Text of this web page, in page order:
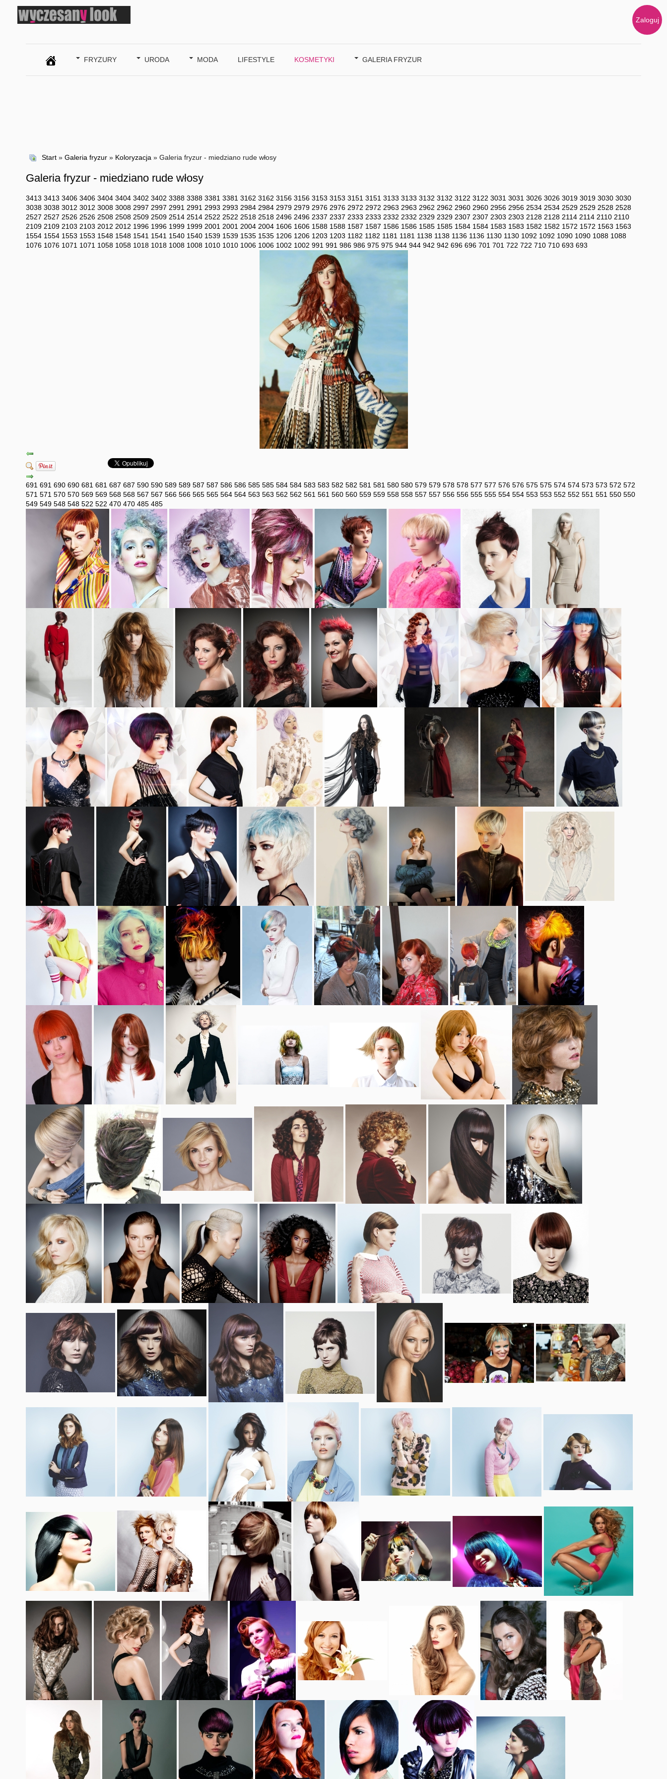
SZUKAJ
FRYZURY URODA MODA LIFESTYLE KOSMETYKI GALERIA FRYZUR
Start » Galeria fryzur » Koloryzacja » Galeria fryzur - miedziano rude włosy
Galeria fryzur - miedziano rude włosy
3413 3413 3406 3406 3404 3404 3402 3402 3388 3388 3381 3381 3162 3162 3156 3156 3153 3153 3151 3151 3133 3133 3132 3132 3122 3122 3031 3031 3026 3026 3019 3019 3030 3030
3038 3038 3012 3012 3008 3008 2997 2997 2991 2991 2993 2993 2984 2984 2979 2979 2976 2976 2972 2972 2963 2963 2962 2962 2960 2960 2956 2956 2534 2534 2529 2529 2528 2528
2527 2527 2526 2526 2508 2508 2509 2509 2514 2514 2522 2522 2518 2518 2496 2496 2337 2337 2333 2333 2332 2332 2329 2329 2307 2307 2303 2303 2128 2128 2114 2114 2110 2110
2109 2109 2103 2103 2012 2012 1996 1996 1999 1999 2001 2001 2004 2004 1606 1606 1588 1588 1587 1587 1586 1586 1585 1585 1584 1584 1583 1583 1582 1582 1572 1572 1563 1563
1554 1554 1553 1553 1548 1548 1541 1541 1540 1540 1539 1539 1535 1535 1206 1206 1203 1203 1182 1182 1181 1181 1138 1138 1136 1136 1130 1130 1092 1092 1090 1090 1088 1088
1076 1076 1071 1071 1058 1058 1018 1018 1008 1008 1010 1010 1006 1006 1002 1002 991 991 986 986 975 975 944 944 942 942 696 696 701 701 722 722 710 710 693 693
691 691 690 690 681 681 687 687 590 590 589 589 587 587 586 586 585 585 584 584 583 583 582 582 581 581 580 580 579 579 578 578 577 577 576 576 575 575 574 574 573 573 572 572
571 571 570 570 569 569 568 568 567 567 566 566 565 565 564 564 563 563 562 562 561 561 560 560 559 559 558 558 557 557 556 556 555 555 554 554 553 553 552 552 551 551 550 550
549 549 548 548 522 522 470 470 485 485
Zaloguj